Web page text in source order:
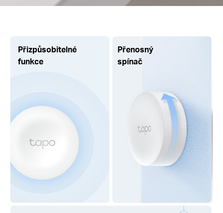
Přizpůsobitelné
funkce
Přenosný
spínač